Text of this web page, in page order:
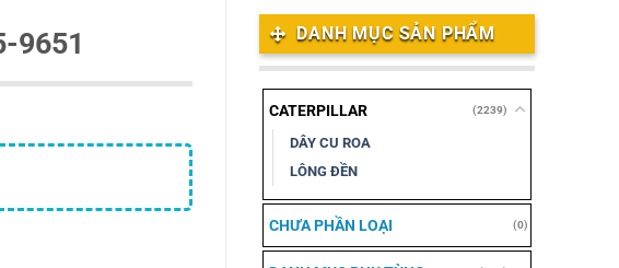
DANH MỤC SẢN PHẨM
CATERPILLAR (2239)
DÂY CU ROA
LÔNG ĐỀN
CHƯA PHẦN LOẠI (0)
9651